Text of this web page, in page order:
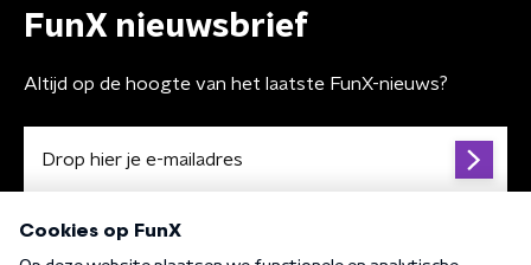
FunX nieuwsbrief
Altijd op de hoogte van het laatste FunX-nieuws?